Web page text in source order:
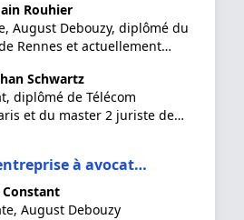
Rouhier
August Debouzy, diplômé du
de Rennes et actuellement
Internationales et
(DAIM) / LL.M. de
Schwartz
diplômé de Télécom
et du master 2 juriste de
à avocat…
Constant
August Debouzy